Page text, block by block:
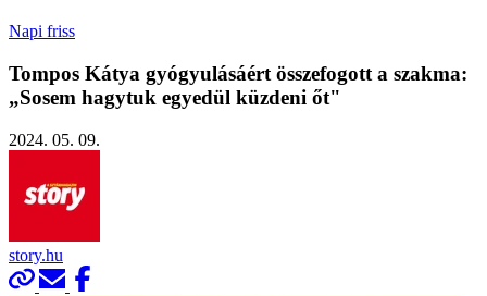
Napi friss
Tompos Kátya gyógyulásáért összefogott a szakma:
„Sosem hagytuk egyedül küzdeni őt"
2024. 05. 09.
story.hu